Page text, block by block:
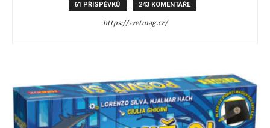
61 PŘÍSPĚVKŮ 243 KOMENTÁŘE
https://svetmag.cz/